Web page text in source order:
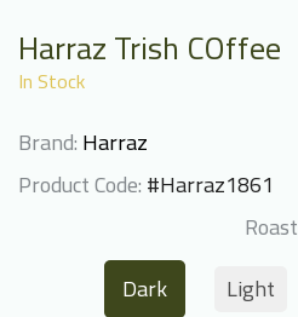
Harraz Trish COffee
In Stock
Brand:Harraz
Product Code:#Harraz1861
Roast
Dark
Light